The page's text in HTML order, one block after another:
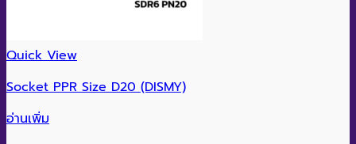
Quick View
Socket PPR Size D20 (DISMY)
อ่านเพิ่ม